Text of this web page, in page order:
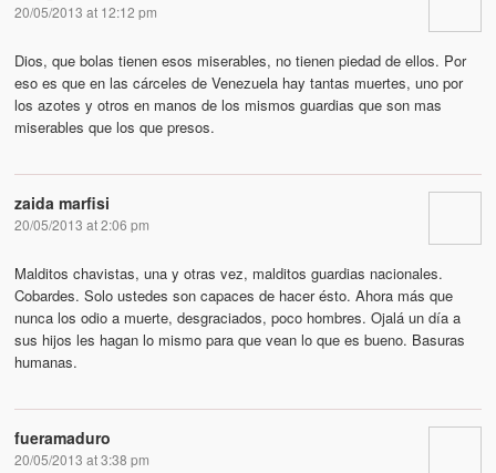
20/05/2013 at 12:12 pm
Dios, que bolas tienen esos miserables, no tienen piedad de ellos. Por
eso es que en las cárceles de Venezuela hay tantas muertes, uno por
los azotes y otros en manos de los mismos guardias que son mas
miserables que los que presos.
zaida marfisi
20/05/2013 at 2:06 pm
Malditos chavistas, una y otras vez, malditos guardias nacionales.
Cobardes. Solo ustedes son capaces de hacer ésto. Ahora más que
nunca los odio a muerte, desgraciados, poco hombres. Ojalá un día a
sus hijos les hagan lo mismo para que vean lo que es bueno. Basuras
humanas.
fueramaduro
20/05/2013 at 3:38 pm